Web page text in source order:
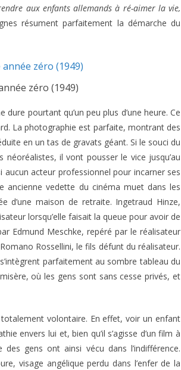
aux enfants allemands à ré-aimer la vie,
résument parfaitement la démarche du
zéro (1949)
dure pourtant qu’un peu plus d’une heure. Ce
La photographie est parfaite, montrant des
en un tas de gravats géant. Si le souci du
il vont pousser le vice jusqu’au
aucun acteur professionnel pour incarner ses
ancienne vedette du cinéma muet dans les
d’une maison de retraite. Ingetraud Hinze,
lorsqu’elle faisait la queue pour avoir de
Edmund Meschke, repéré par le réalisateur
Rossellini, le fils défunt du réalisateur.
parfaitement au sombre tableau du
où les gens sont sans cesse privés, et
volontaire. En effet, voir un enfant
envers lui et, bien qu’il s’agisse d’un film à
gens ont ainsi vécu dans l’indifférence.
visage angélique perdu dans l’enfer de la